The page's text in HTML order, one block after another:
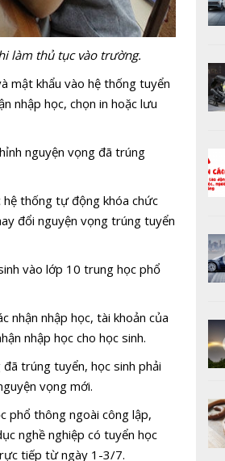
làm thủ tục vào trường.
mật khẩu vào hệ thống tuyển
nhập học, chọn in hoặc lưu
nguyện vọng đã trúng
thống tự động khóa chức
đổi nguyện vọng trúng tuyển
vào lớp 10 trung học phổ
nhận nhập học, tài khoản của
nhập học cho học sinh.
trúng tuyển, học sinh phải
vọng mới.
phổ thông ngoài công lập,
nghề nghiệp có tuyển học
tiếp từ ngày 1-3/7.